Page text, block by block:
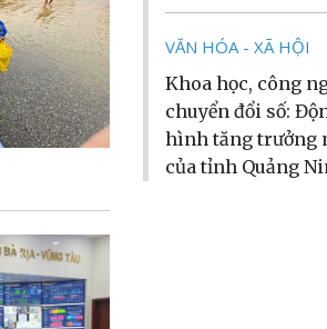
VĂN HÓA - XÃ HỘI
Khoa học, công
chuyển đổi số:
hình tăng trưởng
của tỉnh Quảng